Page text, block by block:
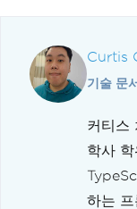
Curtis
기술 문
커티스
학사
하는